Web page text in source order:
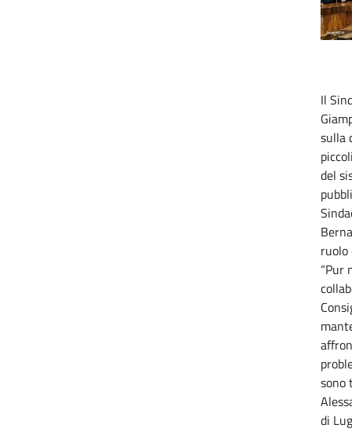
Il
sulla
del
ruolo
“Pur
sono
di